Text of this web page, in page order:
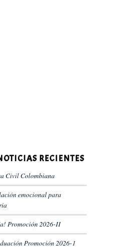
RECIENTES
Civil Colombiana
emocional para
Promoción 2026-II
Promoción 2026-1